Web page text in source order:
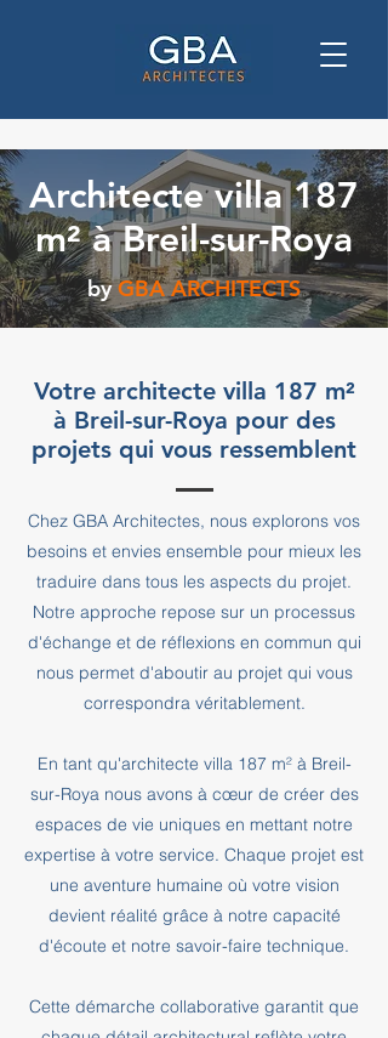
Architecte villa 187
m² à Breil-sur-Roya
by GBA ARCHITECTS
Votre architecte villa 187 m²
à Breil-sur-Roya pour des
projets qui vous ressemblent
Chez GBA Architectes, nous explorons vos
besoins et envies ensemble pour mieux les
traduire dans tous les aspects du projet.
Notre approche repose sur un processus
d'échange et de réflexions en commun qui
nous permet d'aboutir au projet qui vous
correspondra véritablement.
En tant qu'architecte villa 187 m² à Breil-
sur-Roya nous avons à cœur de créer des
espaces de vie uniques en mettant notre
expertise à votre service. Chaque projet est
une aventure humaine où votre vision
devient réalité grâce à notre capacité
d'écoute et notre savoir-faire technique.
Cette démarche collaborative garantit que